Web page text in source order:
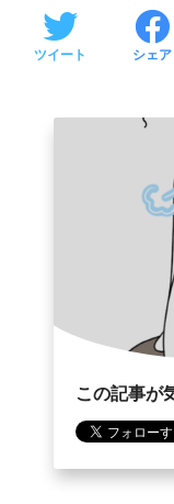
ツイート シェア
この記事が